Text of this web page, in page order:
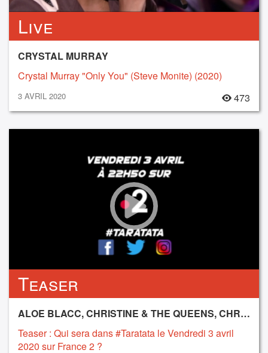
Live
CRYSTAL MURRAY
Crystal Murray "Only You" (Steve Monite) (2020)
3 AVRIL 2020 473
Teaser
ALOE BLACC, CHRISTINE & THE QUEENS, CHRISTOPHE, CRYSTAL MURRAY, KALEO, LAETITIA CASTA
Teaser : Qui sera dans #Taratata le Vendredi 3 avril
2020 sur France 2 ?